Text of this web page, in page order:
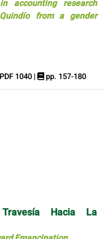
accounting research
from a gender
1040 | pp. 157-180
Hacia La